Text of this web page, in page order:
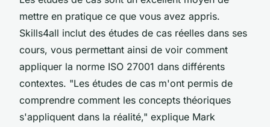
mettre en pratique ce que vous avez appris.
Skills4all inclut des études de cas réelles dans ses
cours, vous permettant ainsi de voir comment
appliquer la norme ISO 27001 dans différents
contextes. "Les études de cas m'ont permis de
comprendre comment les concepts théoriques
s'appliquent dans la réalité," explique Mark